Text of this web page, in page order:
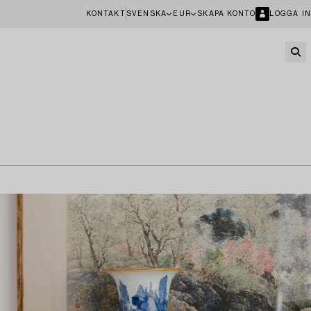
KONTAKT SVENSKA EUR SKAPA KONTO LOGGA IN